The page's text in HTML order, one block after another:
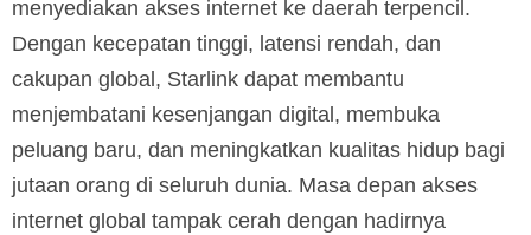
menyediakan akses internet ke daerah terpencil.
Dengan kecepatan tinggi, latensi rendah, dan
cakupan global, Starlink dapat membantu
menjembatani kesenjangan digital, membuka
peluang baru, dan meningkatkan kualitas hidup bagi
jutaan orang di seluruh dunia. Masa depan akses
internet global tampak cerah dengan hadirnya